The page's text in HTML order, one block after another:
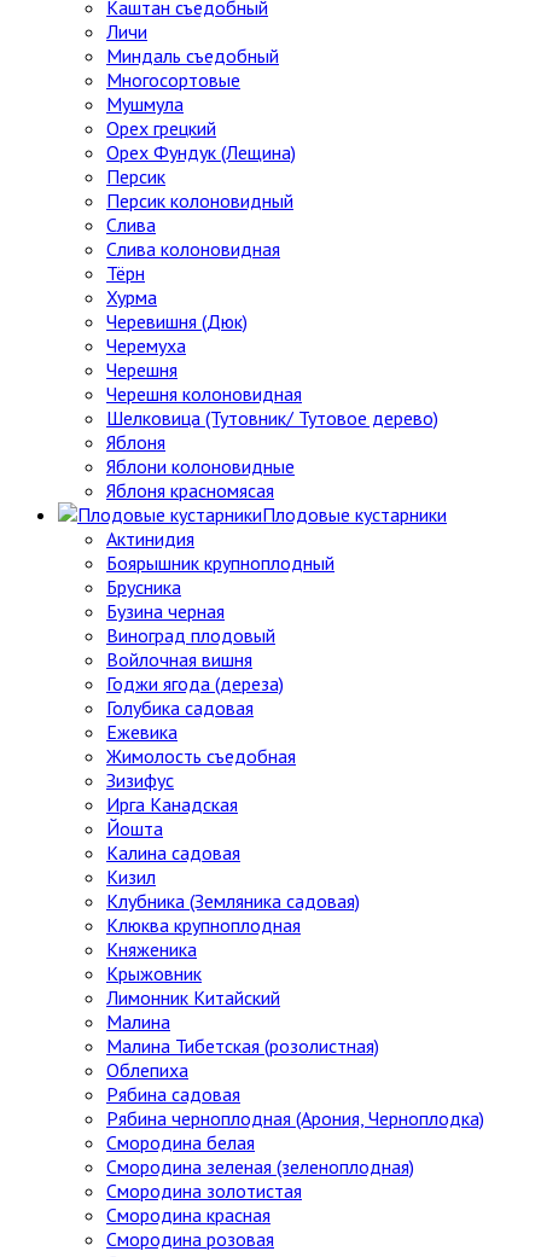
Каштан съедобный
Личи
Миндаль съедобный
Многосортовые
Мушмула
Орех грецкий
Орех Фундук (Лещина)
Персик
Персик колоновидный
Слива
Слива колоновидная
Тёрн
Хурма
Черевишня (Дюк)
Черемуха
Черешня
Черешня колоновидная
Шелковица (Тутовник/ Тутовое дерево)
Яблоня
Яблони колоновидные
Яблоня красномясая
Плодовые кустарники
Актинидия
Боярышник крупноплодный
Брусника
Бузина черная
Виноград плодовый
Войлочная вишня
Годжи ягода (дереза)
Голубика садовая
Ежевика
Жимолость съедобная
Зизифус
Ирга Канадская
Йошта
Калина садовая
Кизил
Клубника (Земляника садовая)
Клюква крупноплодная
Княженика
Крыжовник
Лимонник Китайский
Малина
Малина Тибетская (розолистная)
Облепиха
Рябина садовая
Рябина черноплодная (Арония, Черноплодка)
Смородина белая
Смородина зеленая (зеленоплодная)
Смородина золотистая
Смородина красная
Смородина розовая